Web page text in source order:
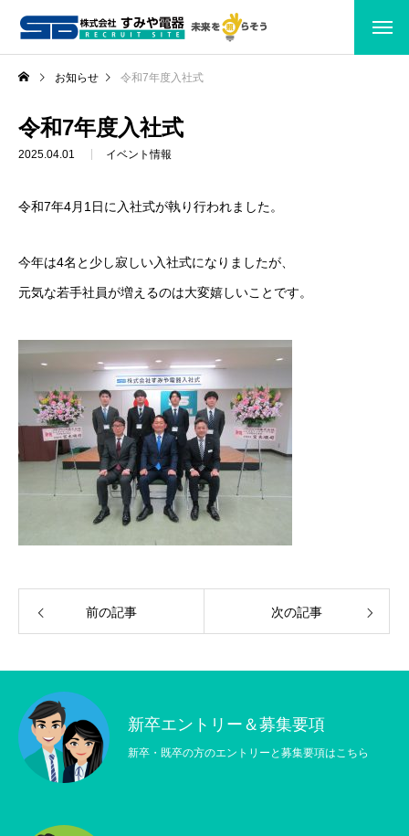
お知らせ 令和7年度入社式
令和7年度入社式
2025.04.01 イベント情報
令和7年4月1日に入社式が執り行われました。
今年は4名と少し寂しい入社式になりましたが、
元気な若手社員が増えるのは大変嬉しいことです。
前の記事 次の記事
新卒エントリー＆募集要項
新卒・既卒の方のエントリーと募集要項はこちら